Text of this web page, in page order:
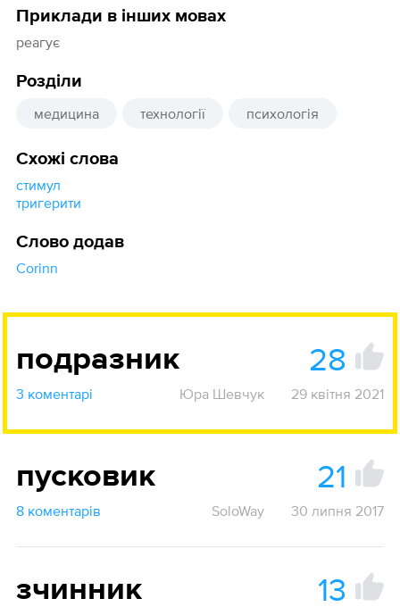
Приклади в інших мовах
реагує
Розділи
медицина технології психологія
Схожі слова
стимул
тригерити
Слово додав
Corinn
подразник 28
3 коментарі Юра Шевчук 29 квітня 2021
пусковик 21
8 коментарів SoloWay 30 липня 2017
зчинник 13